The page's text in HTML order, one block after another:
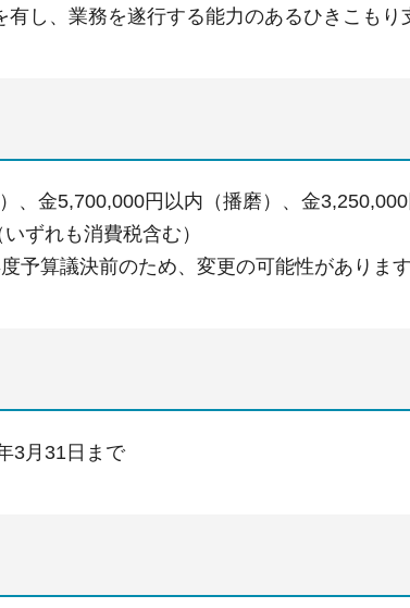
有し、業務を遂行する能力のあるひきこもり
、金5,700,000円以内（播磨）、金
ずれも消費税含む）
予算議決前のため、変更の可能性があります
3月31日まで